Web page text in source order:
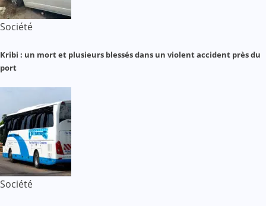
Société
Kribi : un mort et plusieurs blessés dans un violent accident près du
port
Société